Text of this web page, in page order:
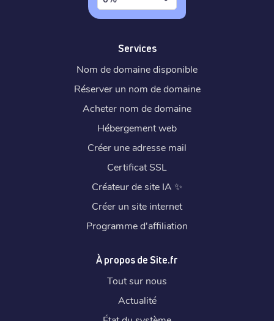
Services
Nom de domaine disponible
Réserver un nom de domaine
Acheter nom de domaine
Hébergement web
Créer une adresse mail
Certificat SSL
Créateur de site IA ✨
Créer un site internet
Programme d'affiliation
À propos de Site.fr
Tout sur nous
Actualité